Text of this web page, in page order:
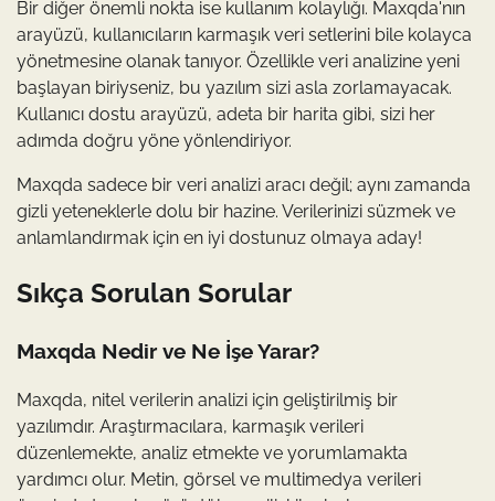
Bir diğer önemli nokta ise kullanım kolaylığı. Maxqda'nın
arayüzü, kullanıcıların karmaşık veri setlerini bile kolayca
yönetmesine olanak tanıyor. Özellikle veri analizine yeni
başlayan biriyseniz, bu yazılım sizi asla zorlamayacak.
Kullanıcı dostu arayüzü, adeta bir harita gibi, sizi her
adımda doğru yöne yönlendiriyor.
Maxqda sadece bir veri analizi aracı değil; aynı zamanda
gizli yeteneklerle dolu bir hazine. Verilerinizi süzmek ve
anlamlandırmak için en iyi dostunuz olmaya aday!
Sıkça Sorulan Sorular
Maxqda Nedir ve Ne İşe Yarar?
Maxqda, nitel verilerin analizi için geliştirilmiş bir
yazılımdır. Araştırmacılara, karmaşık verileri
düzenlemekte, analiz etmekte ve yorumlamakta
yardımcı olur. Metin, görsel ve multimedya verileri